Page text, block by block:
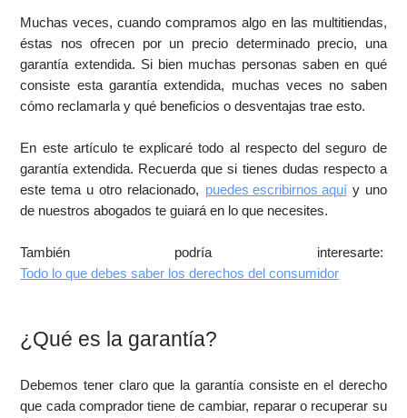
Muchas veces, cuando compramos algo en las multitiendas,
éstas nos ofrecen por un precio determinado precio, una
garantía extendida. Si bien muchas personas saben en qué
consiste esta garantía extendida, muchas veces no saben
cómo reclamarla y qué beneficios o desventajas trae esto.
En este artículo te explicaré todo al respecto del seguro de
garantía extendida. Recuerda que si tienes dudas respecto a
este tema u otro relacionado, puedes escribirnos aquíy uno
de nuestros abogados te guiará en lo que necesites.
También podría interesarte:
Todo lo que debes saber los derechos del consumidor
¿Qué es la garantía?
Debemos tener claro que la garantía consiste en el derecho
que cada comprador tiene de cambiar, reparar o recuperar su